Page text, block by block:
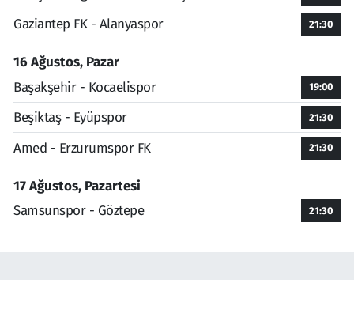
Gaziantep FK - Alanyaspor 21:30
16 Ağustos, Pazar
Başakşehir - Kocaelispor
19:00
Beşiktaş - Eyüpspor 21:30
Amed - Erzurumspor FK 21:30
17 Ağustos, Pazartesi
Samsunspor - Göztepe
21:30